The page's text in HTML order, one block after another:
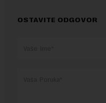
OSTAVITE ODGOVOR